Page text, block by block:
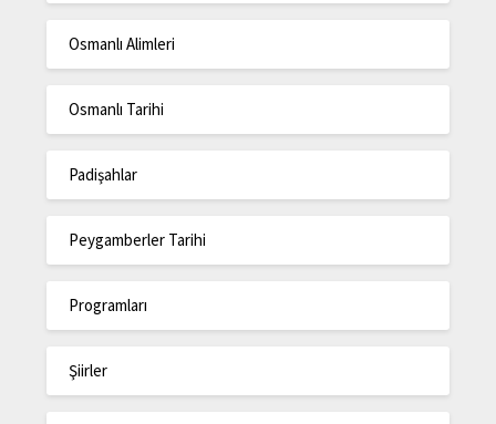
Osmanlı Alimleri
Osmanlı Tarihi
Padişahlar
Peygamberler Tarihi
Programları
Şiirler